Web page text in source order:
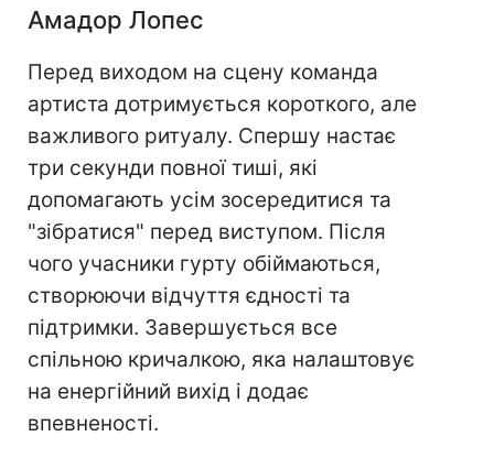
Амадор Лопес
Перед виходом на сцену команда
артиста дотримується короткого, але
важливого ритуалу. Спершу настає
три секунди повної тиші, які
допомагають усім зосередитися та
"зібратися" перед виступом. Після
чого учасники гурту обіймаються,
створюючи відчуття єдності та
підтримки. Завершується все
спільною кричалкою, яка налаштовує
на енергійний вихід і додає
впевненості.